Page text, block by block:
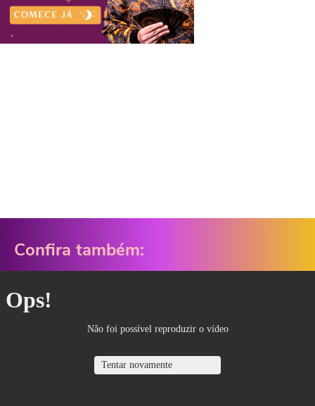
Confira também: